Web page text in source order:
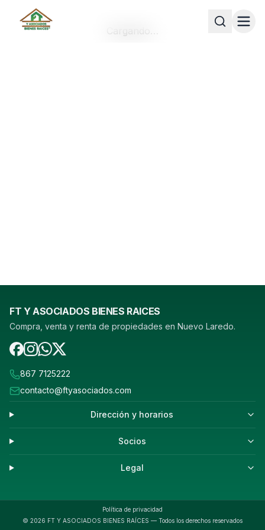
FT Y ASOCIADOS BIENES RAICES
Compra, venta y renta de propiedades en Nuevo Laredo.
867 7125222
contacto@ftyasociados.com
Dirección y horarios
Socios
Legal
Política de privacidad
© 2026 FT Y ASOCIADOS BIENES RAÍCES — Todos los derechos reservados